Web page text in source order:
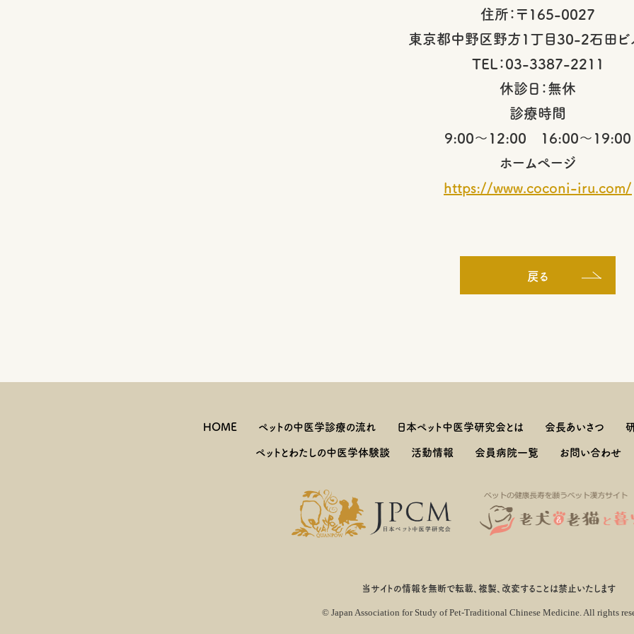
住所：〒165-0027
東京都中野区野方1丁目30-2石田
TEL：03-3387-2211
休診日：無休
診療時間
9:00～12:00 16:00～19:00
ホームページ
https://www.coconi-iru.com/
戻る
HOME ペットの中医学診療の流れ 日本ペット中医学研究会とは 会長あいさつ
ペットとわたしの中医学体験談
活動情報 会員病院一覧 お問い合わせ
当サイトの情報を無断で転載、複製、改変することは禁止いたします
© Japan Association for Study of Pet-Traditional Chinese Medicine. All rights